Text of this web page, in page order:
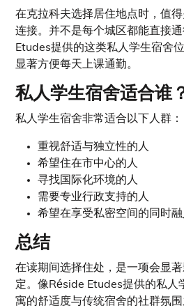
在克拉科夫选择居住地点时，值
连接。并不是每个城区都能直接
Etudes提供的这类私人学生宿舍
显著方便每天上课通勤。
私人学生宿舍适合谁
私人学生宿舍非常适合以下人群：
重视舒适与独立性的人
希望住在市中心的人
寻找国际化环境的人
需要专业行政支持的人
希望在享受私密空间的同时
总结
在读期间选择住处，是一项会显
定。像Réside Etudes提供的私人
寓的舒适度与传统宿舍的社群氛围